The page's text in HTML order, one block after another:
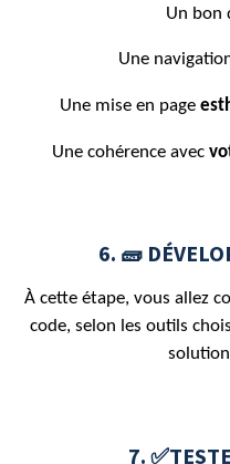
Un bon
Une
Une mise en page
Une cohérence avec
6. 🧱
À cette étape, vous allez
code, selon les outils
7.